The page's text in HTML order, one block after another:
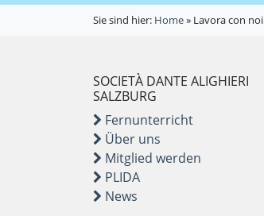
Sie sind hier: Home» Lavora con noi
SOCIETÀ DANTE ALIGHIERI
SALZBURG
Fernunterricht
Über uns
Mitglied werden
PLIDA
News